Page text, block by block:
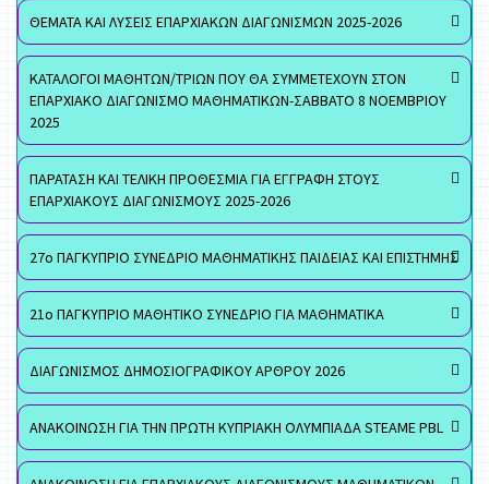
ΘΕΜΑΤΑ ΚΑΙ ΛΥΣΕΙΣ ΕΠΑΡΧΙΑΚΩΝ ΔΙΑΓΩΝΙΣΜΩΝ 2025-2026
ΚΑΤΑΛΟΓΟΙ ΜΑΘΗΤΩΝ/ΤΡΙΩΝ ΠΟΥ ΘΑ ΣΥΜΜΕΤΕΧΟΥΝ ΣΤΟΝ
ΕΠΑΡΧΙΑΚΟ ΔΙΑΓΩΝΙΣΜΟ ΜΑΘΗΜΑΤΙΚΩΝ-ΣΑΒΒΑΤΟ 8 ΝΟΕΜΒΡΙΟΥ
2025
ΠΑΡΑΤΑΣΗ ΚΑΙ ΤΕΛΙΚΗ ΠΡΟΘΕΣΜΙΑ ΓΙΑ ΕΓΓΡΑΦΗ ΣΤΟΥΣ
ΕΠΑΡΧΙΑΚΟΥΣ ΔΙΑΓΩΝΙΣΜΟΥΣ 2025-2026
27ο ΠΑΓΚΥΠΡΙΟ ΣΥΝΕΔΡΙΟ ΜΑΘΗΜΑΤΙΚΗΣ ΠΑΙΔΕΙΑΣ ΚΑΙ ΕΠΙΣΤΗΜΗΣ
21ο ΠΑΓΚΥΠΡΙΟ ΜΑΘΗΤΙΚΟ ΣΥΝΕΔΡΙΟ ΓΙΑ ΜΑΘΗΜΑΤΙΚΑ
ΔΙΑΓΩΝΙΣΜΟΣ ΔΗΜΟΣΙΟΓΡΑΦΙΚΟΥ ΑΡΘΡΟΥ 2026
ΑΝΑΚΟΙΝΩΣΗ ΓΙΑ ΤΗΝ ΠΡΩΤΗ ΚΥΠΡΙΑΚΗ ΟΛΥΜΠΙΑΔΑ STEAME PBL